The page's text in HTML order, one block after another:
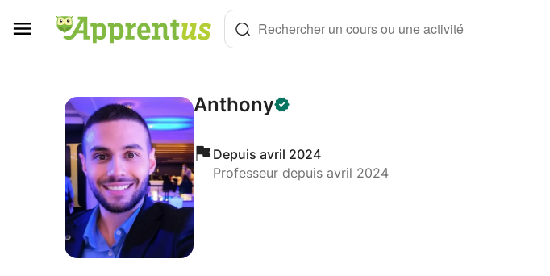
Rechercher un cours ou une activité
Anthony
Depuis avril 2024
Professeur depuis avril 2024